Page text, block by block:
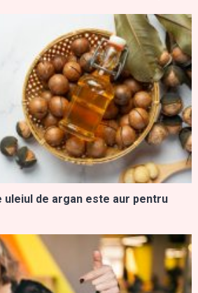
de argan este aur pentru